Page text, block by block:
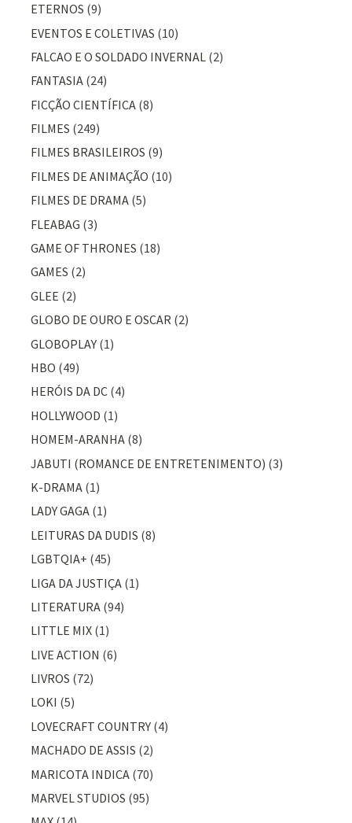
ETERNOS (9)
EVENTOS E COLETIVAS (10)
FALCAO E O SOLDADO INVERNAL (2)
FANTASIA (24)
FICÇÃO CIENTÍFICA (8)
FILMES (249)
FILMES BRASILEIROS (9)
FILMES DE ANIMAÇÃO (10)
FILMES DE DRAMA (5)
FLEABAG (3)
GAME OF THRONES (18)
GAMES (2)
GLEE (2)
GLOBO DE OURO E OSCAR (2)
GLOBOPLAY (1)
HBO (49)
HERÓIS DA DC (4)
HOLLYWOOD (1)
HOMEM-ARANHA (8)
JABUTI (ROMANCE DE ENTRETENIMENTO) (3)
K-DRAMA (1)
LADY GAGA (1)
LEITURAS DA DUDIS (8)
LGBTQIA+ (45)
LIGA DA JUSTIÇA (1)
LITERATURA (94)
LITTLE MIX (1)
LIVE ACTION (6)
LIVROS (72)
LOKI (5)
LOVECRAFT COUNTRY (4)
MACHADO DE ASSIS (2)
MARICOTA INDICA (70)
MARVEL STUDIOS (95)